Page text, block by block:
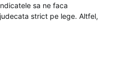
sa ne faca
strict pe lege. Altfel,